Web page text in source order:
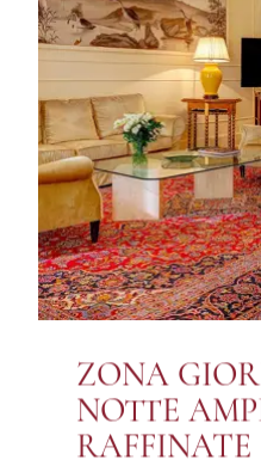
ZONA
NOTTE
RAFFINATE